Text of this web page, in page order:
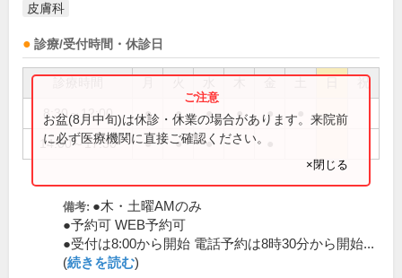
皮膚科
診療/受付時間・休診日
祝
8:30～12:00 ● ● ● ● ●
14:00～17:30 ● ● ●
お盆(8月中旬)は休診・休業の場合があります。来院前
に必ず医療機関に直接ご確認ください。
×閉じる
備考: ●木・土曜AMのみ
●予約可 WEB予約可
●受付は8:00から開始 電話予約は8時30分から開始...
(続きを読む)